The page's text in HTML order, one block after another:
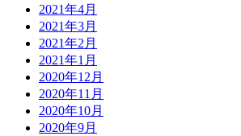
2021年4月
2021年3月
2021年2月
2021年1月
2020年12月
2020年11月
2020年10月
2020年9月